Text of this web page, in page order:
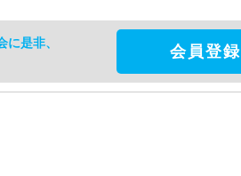
是非、
会員登録